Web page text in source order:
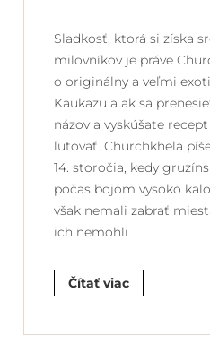
Sladkosť, ktorá si získa
milovníkov je práve
o originálny a veľmi
Kaukazu a ak sa
názov a vyskúšate
ľutovať. Churchkhela
14. storočia, kedy
počas bojom vysoko
však nemali zabrať
ich nemohli
Čítať viac